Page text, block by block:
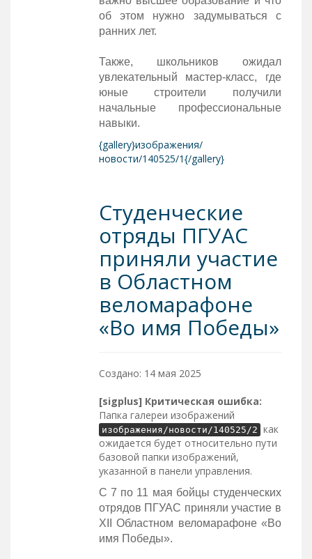
об этом нужно задумываться с
ранних лет.
Также, школьников ожидал
увлекательный мастер-класс, где
юные строители получили
начальные профессиональные
навыки.
{gallery}изображения/
новости/140525/1{/gallery}
Студенческие
отряды ПГУАС
приняли участие
в Областном
веломарафоне
«Во имя Победы»
Создано: 14 мая 2025
[sigplus] Критическая ошибка:
Папка галереи изображений
изображения/новости/140525/2 как
ожидается будет относительно пути
базовой папки изображений,
указанной в панели управления.
С 7 по 11 мая бойцы студенческих
отрядов ПГУАС приняли участие в
XII Областном веломарафоне «Во
имя Победы».